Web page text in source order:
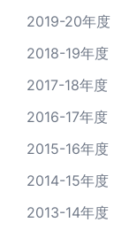
2019-20年度
2018-19年度
2017-18年度
2016-17年度
2015-16年度
2014-15年度
2013-14年度